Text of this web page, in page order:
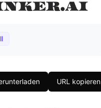
URL kopieren